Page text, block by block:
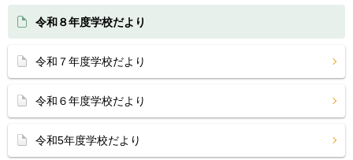
令和８年度学校だより
令和７年度学校だより
令和６年度学校だより
令和5年度学校だより